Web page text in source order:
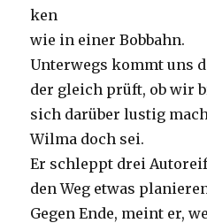
ken
wie in einer Bobbahn.
Unterwegs kommt uns
der gleich prüft, ob wir
sich darüber lustig
Wilma doch sei.
Er schleppt drei
den Weg etwas
Gegen Ende, meint er,